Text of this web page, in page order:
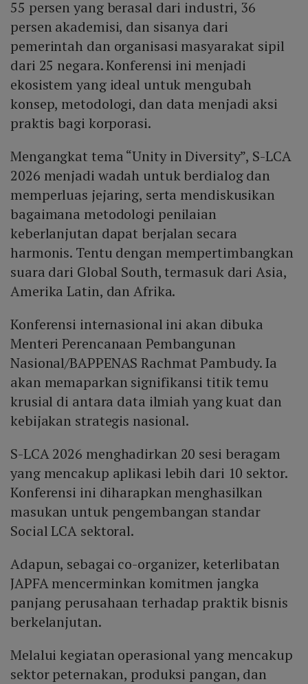
55 persen yang berasal dari industri, 36
persen akademisi, dan sisanya dari
pemerintah dan organisasi masyarakat sipil
dari 25 negara. Konferensi ini menjadi
ekosistem yang ideal untuk mengubah
konsep, metodologi, dan data menjadi aksi
praktis bagi korporasi.
Mengangkat tema “Unity in Diversity”, S-LCA
2026 menjadi wadah untuk berdialog dan
memperluas jejaring, serta mendiskusikan
bagaimana metodologi penilaian
keberlanjutan dapat berjalan secara
harmonis. Tentu dengan mempertimbangkan
suara dari Global South, termasuk dari Asia,
Amerika Latin, dan Afrika.
Konferensi internasional ini akan dibuka
Menteri Perencanaan Pembangunan
Nasional/BAPPENAS Rachmat Pambudy. Ia
akan memaparkan signifikansi titik temu
krusial di antara data ilmiah yang kuat dan
kebijakan strategis nasional.
S-LCA 2026 menghadirkan 20 sesi beragam
yang mencakup aplikasi lebih dari 10 sektor.
Konferensi ini diharapkan menghasilkan
masukan untuk pengembangan standar
Social LCA sektoral.
Adapun, sebagai co-organizer, keterlibatan
JAPFA mencerminkan komitmen jangka
panjang perusahaan terhadap praktik bisnis
berkelanjutan.
Melalui kegiatan operasional yang mencakup
sektor peternakan, produksi pangan, dan